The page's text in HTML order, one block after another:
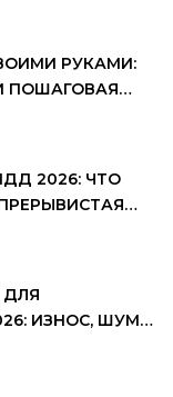
РУКАМИ:
ПОШАГОВАЯ
2026: ЧТО
ДЛЯ
ИЗНОС, ШУМ И